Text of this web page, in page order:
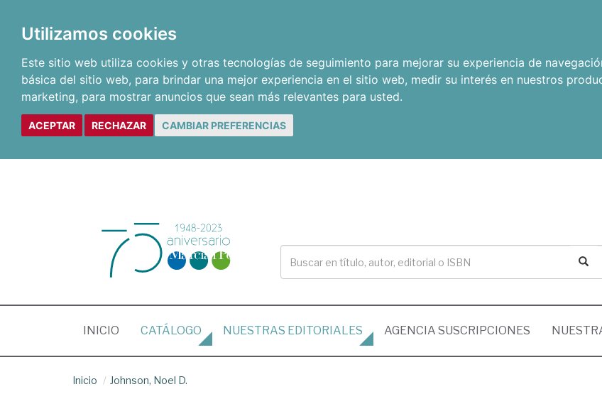
Utilizamos cookies
Este sitio web utiliza cookies y otras tecnologías de seguimiento para mejorar su experiencia de
básica del sitio web, para brindar una mejor experiencia en el sitio web, medir su interés en nuestros
marketing, para mostrar anuncios que sean más relevantes para usted.
ACEPTAR RECHAZAR CAMBIAR PREFERENCIAS
INICIO (CURRENT)
CATÁLOGO NUESTRAS EDITORIALES AGENCIA SUSCRIPCIONES
Inicio Johnson, Noel D.